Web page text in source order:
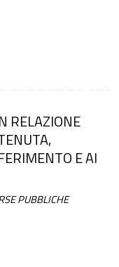
RELAZIONE
E AI
PUBBLICHE